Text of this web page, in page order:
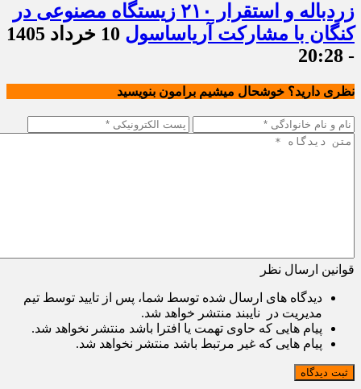
زردباله و استقرار ۲۱۰ زیستگاه مصنوعی در
کنگان با مشارکت آریاساسول
10 خرداد 1405
- 20:28
نظری دارید؟ خوشحال میشیم برامون بنویسید
قوانین ارسال نظر
دیدگاه های ارسال شده توسط شما، پس از تایید توسط تیم
مدیریت در نایبند منتشر خواهد شد.
پیام هایی که حاوی تهمت یا افترا باشد منتشر نخواهد شد.
پیام هایی که غیر مرتبط باشد منتشر نخواهد شد.
ثبت دیدگاه